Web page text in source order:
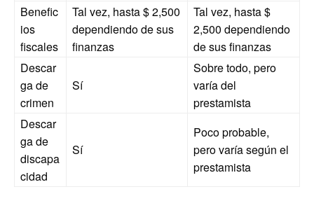
Benefic
ios
fiscales
Tal vez, hasta $ 2,500
dependiendo de sus
finanzas
Tal vez, hasta $
2,500 dependiendo
de sus finanzas
Descar
ga de
crimen
Sí
Sobre todo, pero
varía del
prestamista
Descar
ga de
discapa
cidad
Sí
Poco probable,
pero varía según el
prestamista